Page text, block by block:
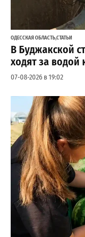
ОДЕССКАЯ ОБЛАСТЬ,СТАТЬИ
В Буджакской
ходят за водой
07-08-2026 в 19:02